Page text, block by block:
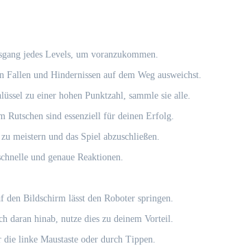
jedes Levels, um voranzukommen.
und Hindernissen auf dem Weg ausweichst.
zu einer hohen Punktzahl, sammle sie alle.
Rutschen sind essenziell für deinen Erfolg.
meistern und das Spiel abzuschließen.
und genaue Reaktionen.
Bildschirm lässt den Roboter springen.
daran hinab, nutze dies zu deinem Vorteil.
linke Maustaste oder durch Tippen.